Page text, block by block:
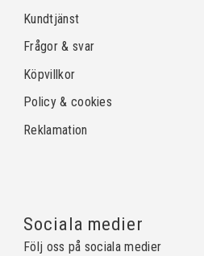
Kundtjänst
Frågor & svar
Köpvillkor
Policy & cookies
Reklamation
Sociala medier
Följ oss på sociala medier